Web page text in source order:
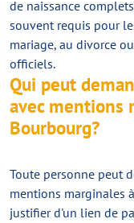
de naissance
souvent requis pour
mariage, au divorce
officiels.
Qui peut
avec mentions
Bourbourg?
Toute personne peut
mentions marginales
justifier d'un lien de